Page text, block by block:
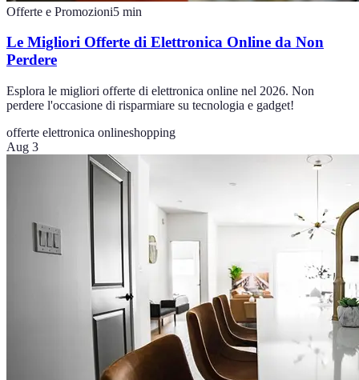
Offerte e Promozioni5 min
Le Migliori Offerte di Elettronica Online da Non
Perdere
Esplora le migliori offerte di elettronica online nel 2026. Non
perdere l'occasione di risparmiare su tecnologia e gadget!
offerte elettronica onlineshopping
Aug 3